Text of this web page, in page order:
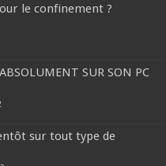
le confinement ?
SUR SON PC
sur tout type de